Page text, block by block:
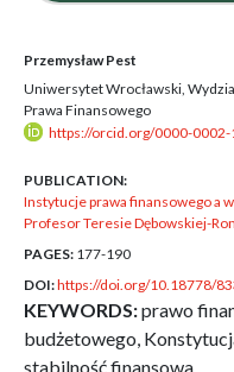
Przemysław Pest
Uniwersytet Wrocławski,
Prawa Finansowego
https://orcid.org/0000-
PUBLICATION:
Instytucje prawa finansowego a
Profesor Teresie Dębowskiej-
PAGES: 177-190
DOI:https://doi.org/10.18778/
KEYWORDS:prawo
budżetowego,
stabilność finansowa